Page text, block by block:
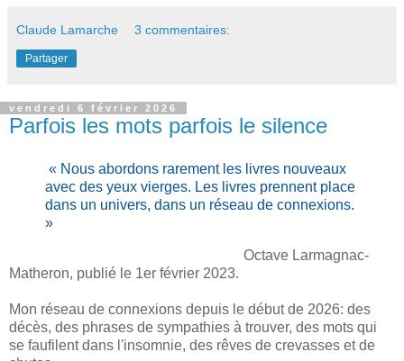
Claude Lamarche 3 commentaires:
Partager
vendredi 6 février 2026
Parfois les mots parfois le silence
« Nous abordons rarement les livres nouveaux
avec des yeux vierges. Les livres prennent place
dans un univers, dans un réseau de connexions.
»
Octave Larmagnac-
Matheron, publié le 1er février 2023.
Mon réseau de connexions depuis le début de 2026: des
décès, des phrases de sympathies à trouver, des mots qui
se faufilent dans l'insomnie, des rêves de crevasses et de